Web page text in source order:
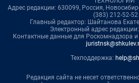
Адрес редакции: 630099, Россия,
(383) 212-52-52
Главный редактор: Шайтанова
Электронный адрес редакции:
Контактные данные для Роскомнадзора и
Техподдержка:
Редакция сайта не несет